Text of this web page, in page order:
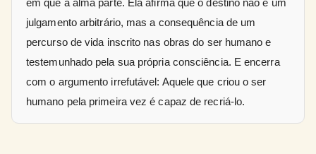
em que a alma parte. Ela afirma que o destino não é um
julgamento arbitrário, mas a consequência de um
percurso de vida inscrito nas obras do ser humano e
testemunhado pela sua própria consciência. E encerra
com o argumento irrefutável: Aquele que criou o ser
humano pela primeira vez é capaz de recriá-lo.